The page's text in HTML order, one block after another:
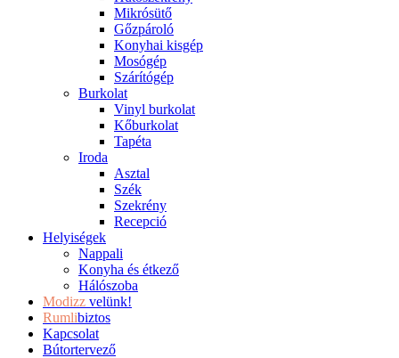
Mikrósütő
Gőzpároló
Konyhai kisgép
Mosógép
Szárítógép
Burkolat
Vinyl burkolat
Kőburkolat
Tapéta
Iroda
Asztal
Szék
Szekrény
Recepció
Helyiségek
Nappali
Konyha és étkező
Hálószoba
Modizz velünk!
Rumlibiztos
Kapcsolat
Bútortervező